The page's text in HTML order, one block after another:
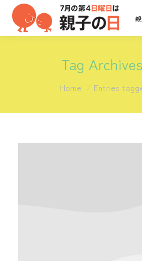
Tag
You are here:
Home Entries